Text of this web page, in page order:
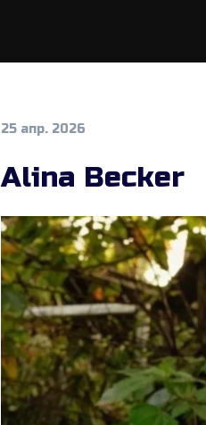
25 апр. 2026
Alina Becker